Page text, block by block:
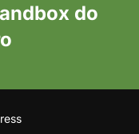
do